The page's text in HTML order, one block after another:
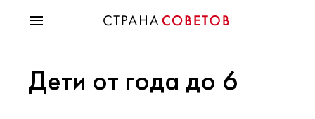
Мода
Звезды
Дети от года до 6